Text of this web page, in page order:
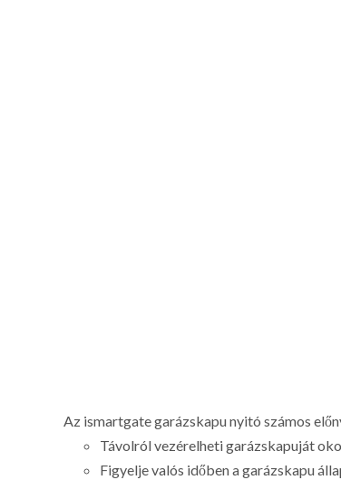
Az ismartgate garázskapu nyitó számos
Távolról vezérelheti garázskapuját
Figyelje valós időben a garázskapu